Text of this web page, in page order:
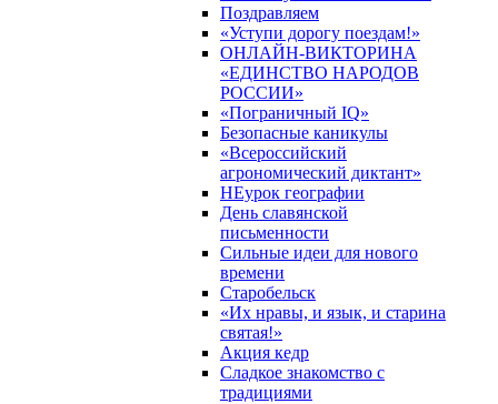
Поздравляем
«Уступи дорогу поездам!»
ОНЛАЙН-ВИКТОРИНА
«ЕДИНСТВО НАРОДОВ
РОССИИ»
«Пограничный IQ»
Безопасные каникулы
«Всероссийский
агрономический диктант»
НЕурок географии
День славянской
письменности
Сильные идеи для нового
времени
Старобельск
«Их нравы, и язык, и старина
святая!»
Акция кедр
Сладкое знакомство с
традициями